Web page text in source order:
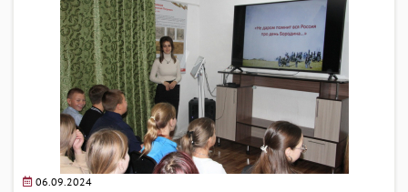
06.09.2024